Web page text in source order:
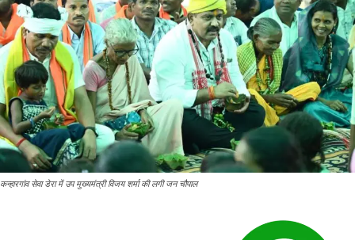
कन्हारगांव सेवा डेरा में उप मुख्यमंत्री विजय शर्मा की लगी जन चौपाल